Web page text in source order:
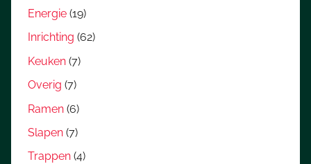
Energie (19)
Inrichting (62)
Keuken (7)
Overig (7)
Ramen (6)
Slapen (7)
Trappen (4)